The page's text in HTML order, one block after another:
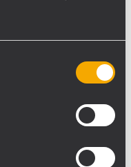
End-
der
Delay-Türme
30-A Modulen
500-kg-